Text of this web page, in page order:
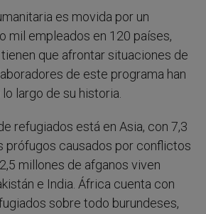
es movida por un
mil empleados en 120 países,
que afrontar situaciones de
de este programa han
largo de su historia.
refugiados está en Asia, con 7,3
prófugos causados por conflictos
millones de afganos viven
e India. África cuenta con
sobre todo burundeses,